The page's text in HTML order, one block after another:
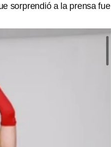
sorprendió a la prensa fue